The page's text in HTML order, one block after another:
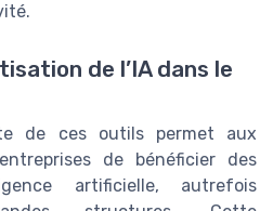
de l’IA dans le
de ces outils permet aux
de bénéficier des
artificielle, autrefois